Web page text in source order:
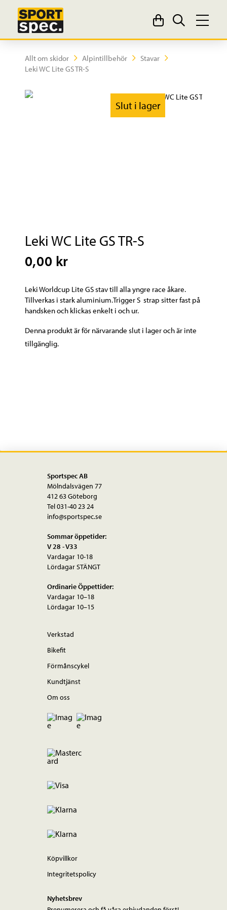
Allt om skidor Alpintillbehör
Stavar
Leki WC Lite GS TR-S
Slut i lager
Leki WC Lite GS TR-S
0,00 kr
Leki Worldcup Lite GS stav till alla yngre race åkare.
Tillverkas i stark aluminium.Trigger S strap sitter fast på
handsken och klickas enkelt i och ur.
Denna produkt är för närvarande slut i lager och är inte
tillgänglig.
Sportspec AB
Mölndalsvägen 77
412 63 Göteborg
Tel 031-40 23 24
info@sportspec.se
Sommar öppetider:
V 28 - V33
Vardagar 10-18
Lördagar STÄNGT
Ordinarie Öppettider:
Vardagar 10–18
Lördagar 10–15
Verkstad
Bikefit
Förmånscykel
Kundtjänst
Om oss
Köpvillkor
Integritetspolicy
Nyhetsbrev